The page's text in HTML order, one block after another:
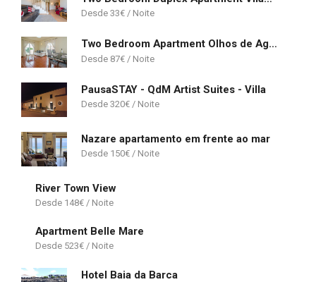
33€
Two Bedroom Apartment Olhos de Agua
87€
PausaSTAY - QdM Artist Suites - Villa
320€
Nazare apartamento em frente ao mar
150€
River Town View
148€
Apartment Belle Mare
523€
Hotel Baia da Barca